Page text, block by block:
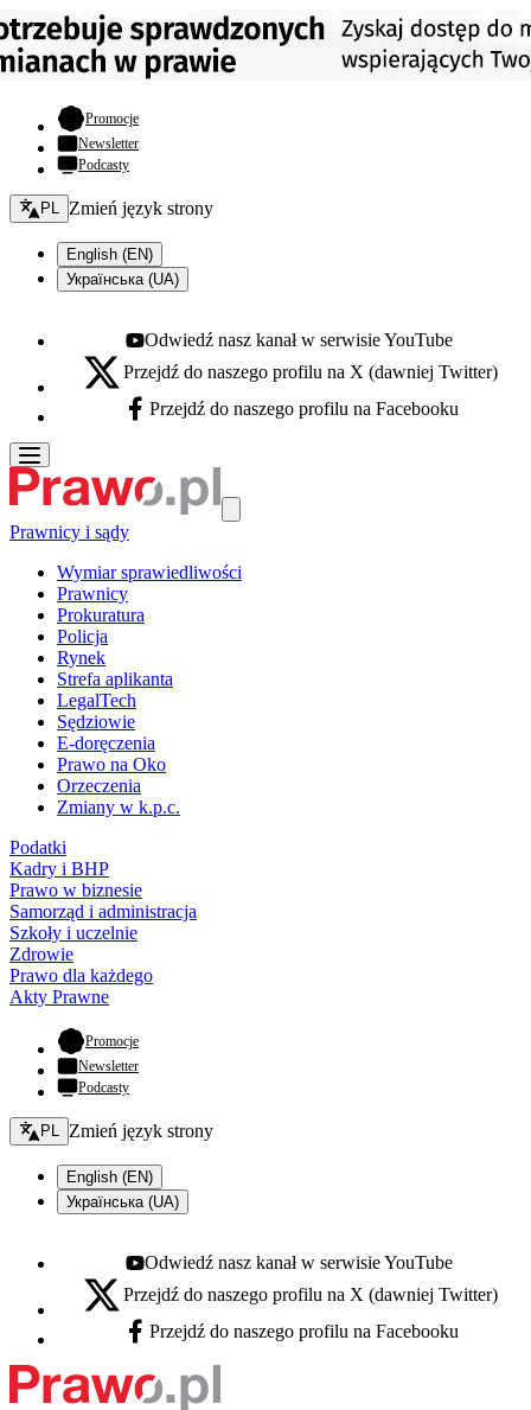
Promocje- otwiera się w nowej karcie
Newsletter
Podcasty
Zmień język - bieżący:
PL Zmień język strony
English (EN)
Українська (UA)
Youtube - otwiera się w nowej karcie
Odwiedź nasz kanał w serwisie YouTube
X - otwiera się w nowej karcie
Przejdź do naszego profilu na X (dawniej Twitter)
Facebook - otwiera się w nowej karcie
Przejdź do naszego profilu na Facebooku
Prawnicy i sądy
Wymiar sprawiedliwości
Prawnicy
Prokuratura
Policja
Rynek
Strefa aplikanta
LegalTech
Sędziowie
E-doręczenia
Prawo na Oko
Orzeczenia
Zmiany w k.p.c.
Podatki
Kadry i BHP
Prawo w biznesie
Samorząd i administracja
Szkoły i uczelnie
Zdrowie
Prawo dla każdego
Akty Prawne
Promocje- otwiera się w nowej karcie
Newsletter
Podcasty
Zmień język - bieżący:
PL Zmień język strony
English (EN)
Українська (UA)
Youtube - otwiera się w nowej karcie
Odwiedź nasz kanał w serwisie YouTube
X - otwiera się w nowej karcie
Przejdź do naszego profilu na X (dawniej Twitter)
Facebook - otwiera się w nowej karcie
Przejdź do naszego profilu na Facebooku